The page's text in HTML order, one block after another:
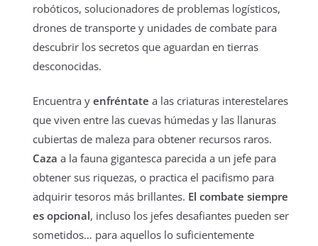
robóticos, solucionadores de problemas logísticos,
drones de transporte y unidades de combate para
descubrir los secretos que aguardan en tierras
desconocidas.
Encuentra y enfréntate a las criaturas interestelares
que viven entre las cuevas húmedas y las llanuras
cubiertas de maleza para obtener recursos raros.
Caza a la fauna gigantesca parecida a un jefe para
obtener sus riquezas, o practica el pacifismo para
adquirir tesoros más brillantes. El combate siempre
es opcional, incluso los jefes desafiantes pueden ser
sometidos… para aquellos lo suficientemente